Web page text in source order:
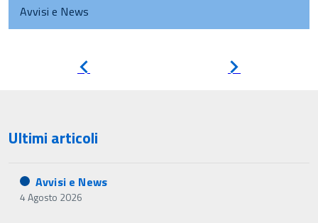
Avvisi e News
Ultimi articoli
Avvisi e News
4 Agosto 2026